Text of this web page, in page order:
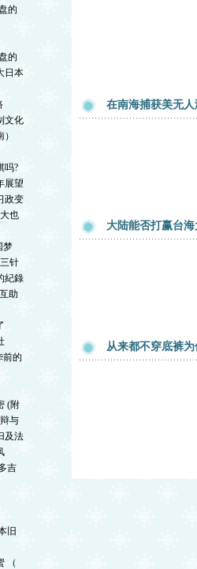
的
的
日本
文化
吗?
展望
政变
也
梦
针
紀錄
助
前的
(附
与
及法
吉
旧
（
在南海捕获美无
大陆能否打赢台
从来都不穿底裤